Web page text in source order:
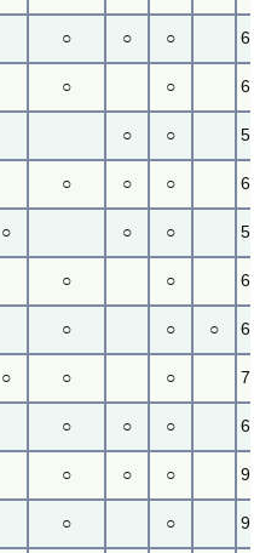
○ ○ ○
○ ○
○ ○
○ ○ ○
○ ○ ○
○ ○
○ ○ ○
○ ○ ○
○ ○ ○
○ ○ ○
○ ○